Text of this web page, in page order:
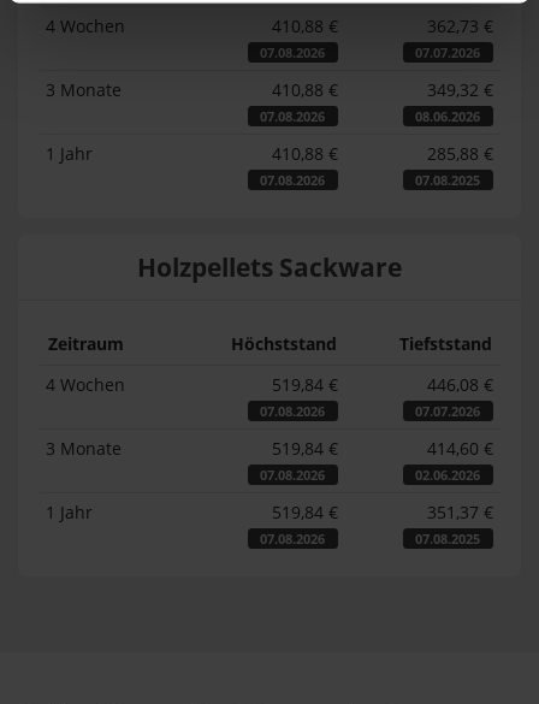
4 Wochen
410,88 €
07.08.2026
362,73 €
07.07.2026
3 Monate 410,88 €
07.08.2026
349,32 €
08.06.2026
1 Jahr 410,88 €
07.08.2026
285,88 €
07.08.2025
Holzpellets Sackware
Zeitraum Höchststand
Tiefststand
4 Wochen
519,84 €
07.08.2026
446,08 €
07.07.2026
3 Monate 519,84 €
07.08.2026
414,60 €
02.06.2026
1 Jahr 519,84 €
07.08.2026
351,37 €
07.08.2025